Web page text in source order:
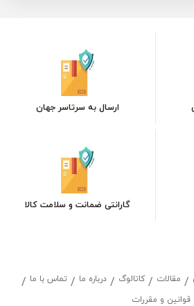
ارسال به سرتاسر جهان
گارانتی ضمانت و سلامت کالا
مقالات کاتالوگ درباره ما
تماس با ما
قوانین و مقررات